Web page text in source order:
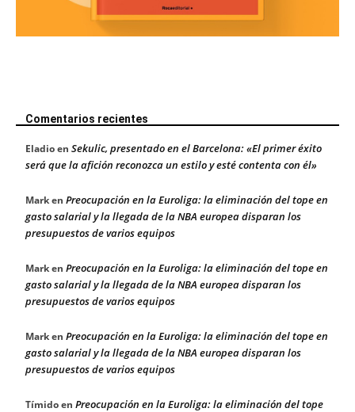
Comentarios recientes
Eladioen Sekulic, presentado en el Barcelona: «El primer éxito
será que la afición reconozca un estilo y esté contenta con él»
Marken Preocupación en la Euroliga: la eliminación del tope en
gasto salarial y la llegada de la NBA europea disparan los
presupuestos de varios equipos
Marken Preocupación en la Euroliga: la eliminación del tope en
gasto salarial y la llegada de la NBA europea disparan los
presupuestos de varios equipos
Marken Preocupación en la Euroliga: la eliminación del tope en
gasto salarial y la llegada de la NBA europea disparan los
presupuestos de varios equipos
Tímidoen Preocupación en la Euroliga: la eliminación del tope